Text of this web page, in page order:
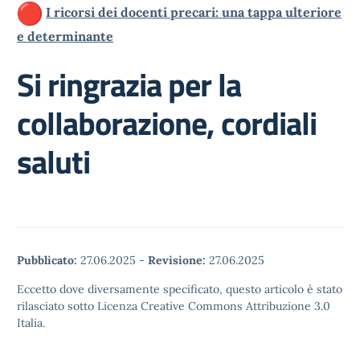
I ricorsi dei docenti precari: una tappa ulteriore
e determinante
Si ringrazia per la
collaborazione, cordiali
saluti
Pubblicato: 27.06.2025 - Revisione: 27.06.2025
Eccetto dove diversamente specificato, questo articolo è stato
rilasciato sotto Licenza Creative Commons Attribuzione 3.0
Italia.